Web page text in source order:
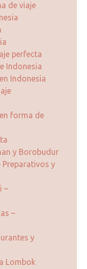
de viaje
perfecta
Indonesia
Indonesia
forma de
y Borobudur
Preparativos y
–
–
y
Lombok